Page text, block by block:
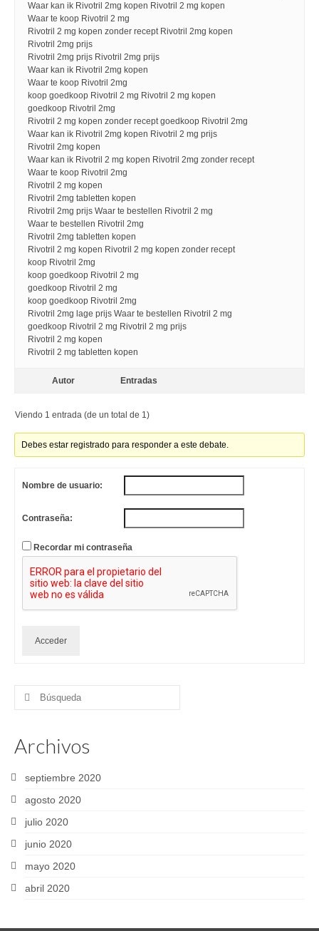
Waar kan ik Rivotril 2mg kopen Rivotril 2 mg kopen
Waar te koop Rivotril 2 mg
Rivotril 2 mg kopen zonder recept Rivotril 2mg kopen
Rivotril 2mg prijs
Rivotril 2mg prijs Rivotril 2mg prijs
Waar kan ik Rivotril 2mg kopen
Waar te koop Rivotril 2mg
koop goedkoop Rivotril 2 mg Rivotril 2 mg kopen
goedkoop Rivotril 2mg
Rivotril 2 mg kopen zonder recept goedkoop Rivotril 2mg
Waar kan ik Rivotril 2mg kopen Rivotril 2 mg prijs
Rivotril 2mg kopen
Waar kan ik Rivotril 2 mg kopen Rivotril 2mg zonder recept
Waar te koop Rivotril 2mg
Rivotril 2 mg kopen
Rivotril 2mg tabletten kopen
Rivotril 2mg prijs Waar te bestellen Rivotril 2 mg
Waar te bestellen Rivotril 2mg
Rivotril 2mg tabletten kopen
Rivotril 2 mg kopen Rivotril 2 mg kopen zonder recept
koop Rivotril 2mg
koop goedkoop Rivotril 2 mg
goedkoop Rivotril 2 mg
koop goedkoop Rivotril 2mg
Rivotril 2mg lage prijs Waar te bestellen Rivotril 2 mg
goedkoop Rivotril 2 mg Rivotril 2 mg prijs
Rivotril 2 mg kopen
Rivotril 2 mg tabletten kopen
Autor Entradas
Viendo 1 entrada (de un total de 1)
Debes estar registrado para responder a este debate.
Nombre de usuario:
Contraseña:
Recordar mi contraseña
Acceder
Buscar
Archivos
septiembre 2020
agosto 2020
julio 2020
junio 2020
mayo 2020
abril 2020